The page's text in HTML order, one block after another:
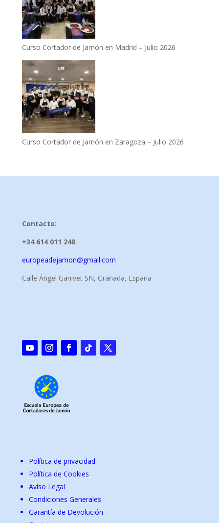
Curso Cortador de Jamón en Madrid – Julio 2026
Curso Cortador de Jamón en Zaragoza – Julio 2026
Contacto:
+34 614 011 248
europeadejamon@gmail.com
Calle Ángel Ganivet SN, Granada, España
Política de privacidad
Política de Cookies
Aviso Legal
Condiciones Generales
Garantía de Devolución